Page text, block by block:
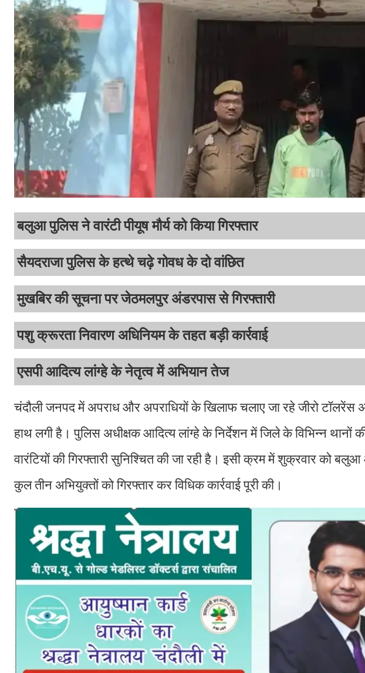
बलुआ पुलिस ने वारंटी पीयूष मौर्य को किया गिरफ्तार
सैयदराजा पुलिस के हत्थे चढ़े गोवध के दो वांछित
मुखबिर की सूचना पर जेठमलपुर अंडरपास से गिरफ्तारी
पशु क्रूरता निवारण अधिनियम के तहत बड़ी कार्रवाई
एसपी आदित्य लांग्हे के नेतृत्व में अभियान तेज
चंदौली जनपद में अपराध और अपराधियों के खिलाफ चलाए जा रहे जीरो टॉलरेंस
हाथ लगी है। पुलिस अधीक्षक आदित्य लांग्हे के निर्देशन में जिले के विभिन्न थानों
वारंटियों की गिरफ्तारी सुनिश्चित की जा रही है। इसी क्रम में शुक्रवार को
कुल तीन अभियुक्तों को गिरफ्तार कर विधिक कार्रवाई पूरी की।